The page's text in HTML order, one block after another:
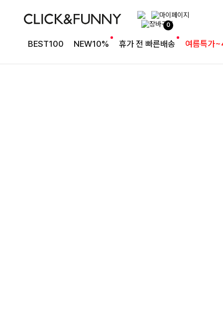
0
BEST100 NEW10% 휴가 전 빠른배송 여름특가
여유로운 핏의 코튼 팬츠
라인보정핏 절개코튼와이드팬츠[S,M,L사이즈]